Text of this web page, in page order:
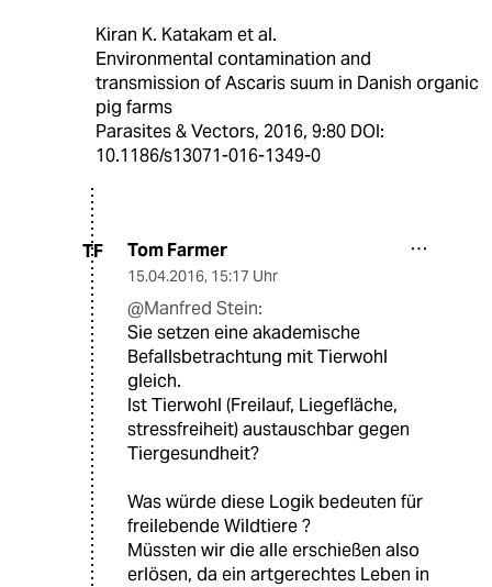
Kiran K. Katakam et al.
Environmental contamination and
transmission of Ascaris suum in Danish organic
pig farms
Parasites & Vectors, 2016, 9:80 DOI:
10.1186/s13071-016-1349-0
TF Tom Farmer
15.04.2016, 15:17 Uhr
@Manfred Stein:
Sie setzen eine akademische
Befallsbetrachtung mit Tierwohl
gleich.
Ist Tierwohl (Freilauf, Liegefläche,
stressfreiheit) austauschbar gegen
Tiergesundheit?
Was würde diese Logik bedeuten für
freilebende Wildtiere ?
Müssten wir die alle erschießen also
erlösen, da ein artgerechtes Leben in